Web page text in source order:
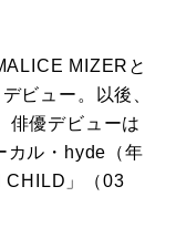
MIZERと
ビュー。以後、
俳優デビューは
カル・hyde（年
CHILD」（03